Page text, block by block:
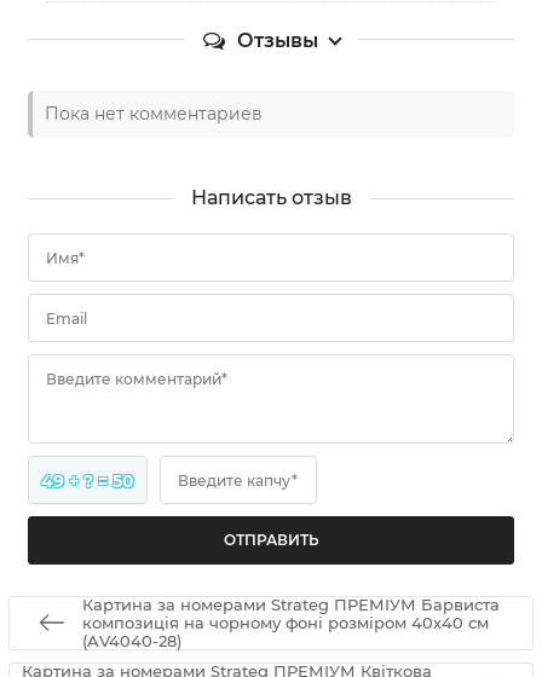
Отзывы
Пока нет комментариев
Написать отзыв
Имя*
Email
Введите комментарий*
49 + ? = 50 Введите капчу*
Картина за номерами Strateg ПРЕМІУМ Барвиста
композиція на чорному фоні розміром 40х40 см
(AV4040-28)
Картина за номерами Strateg ПРЕМІУМ Квіткова